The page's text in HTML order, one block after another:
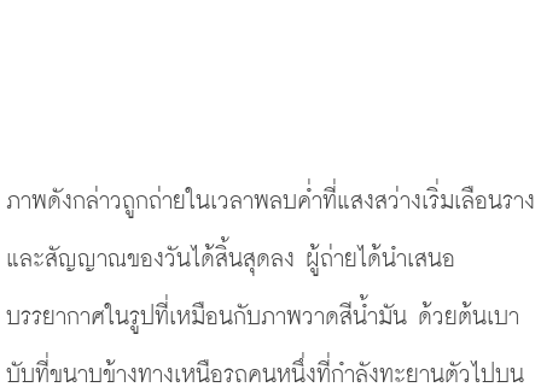
ภาพดังกล่าวถูกถ่ายในเวลาพลบค่ำที่แสงสว่างเริ่มเลือนราง
และสัญญาณของวันได้สิ้นสุดลง ผู้ถ่ายได้นำเสนอ
บรรยากาศในรูปที่เหมือนกับภาพวาดสีน้ำมัน ด้วยต้นเบา
บับที่ขนาบข้างทางเหนือรถคนหนึ่งที่กำลังทะยานตัวไปบน